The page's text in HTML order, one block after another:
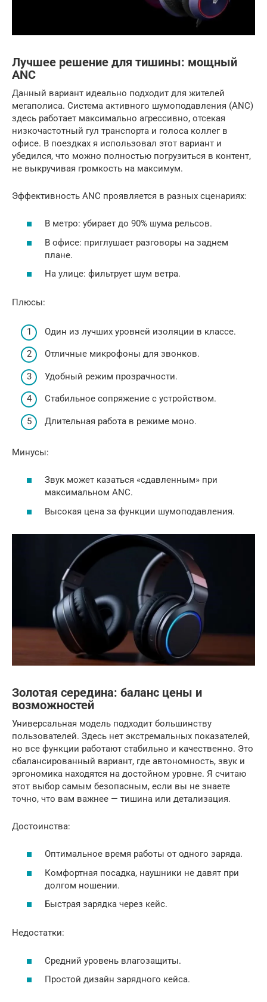
Лучшее решение для тишины: мощный
ANC
Данный вариант идеально подходит для жителей
мегаполиса. Система активного шумоподавления (ANC)
здесь работает максимально агрессивно, отсекая
низкочастотный гул транспорта и голоса коллег в
офисе. В поездках я использовал этот вариант и
убедился, что можно полностью погрузиться в контент,
не выкручивая громкость на максимум.
Эффективность ANC проявляется в разных сценариях:
В метро: убирает до 90% шума рельсов.
В офисе: приглушает разговоры на заднем
плане.
На улице: фильтрует шум ветра.
Плюсы:
Один из лучших уровней изоляции в классе.
Отличные микрофоны для звонков.
Удобный режим прозрачности.
Стабильное сопряжение с устройством.
Длительная работа в режиме моно.
Минусы:
Звук может казаться «сдавленным» при
максимальном ANC.
Высокая цена за функции шумоподавления.
Золотая середина: баланс цены и
возможностей
Универсальная модель подходит большинству
пользователей. Здесь нет экстремальных показателей,
но все функции работают стабильно и качественно. Это
сбалансированный вариант, где автономность, звук и
эргономика находятся на достойном уровне. Я считаю
этот выбор самым безопасным, если вы не знаете
точно, что вам важнее — тишина или детализация.
Достоинства:
Оптимальное время работы от одного заряда.
Комфортная посадка, наушники не давят при
долгом ношении.
Быстрая зарядка через кейс.
Недостатки:
Средний уровень влагозащиты.
Простой дизайн зарядного кейса.